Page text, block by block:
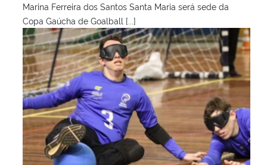
Marina Ferreira dos Santos Santa Maria será sede da
Copa Gaúcha de Goalball [...]